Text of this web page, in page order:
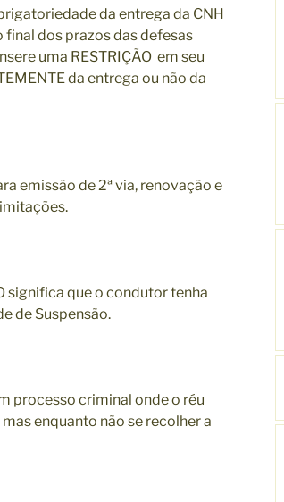
da entrega da CNH
dos prazos das defesas
uma RESTRIÇÃO em seu
da entrega ou não da
emissão de 2ª via, renovação e
significa que o condutor tenha
de Suspensão.
processo criminal onde o réu
enquanto não se recolher a